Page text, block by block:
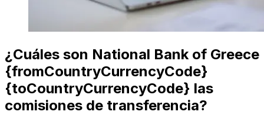
¿Cuáles son National Bank of Greece
{fromCountryCurrencyCode}
{toCountryCurrencyCode} las
comisiones de transferencia?